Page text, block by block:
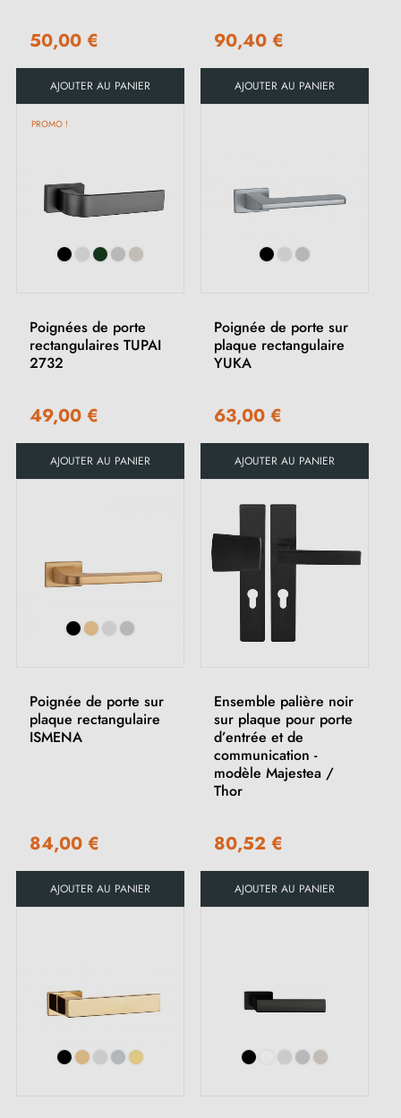
50,00 €
AJOUTER AU PANIER
90,40 €
AJOUTER AU PANIER
PROMO !
Poignées de porte
rectangulaires TUPAI
2732
49,00 €
AJOUTER AU PANIER
Poignée de porte sur
plaque rectangulaire
YUKA
63,00 €
AJOUTER AU PANIER
Poignée de porte sur
plaque rectangulaire
ISMENA
84,00 €
AJOUTER AU PANIER
Ensemble palière noir
sur plaque pour porte
d’entrée et de
communication -
modèle Majestea /
Thor
80,52 €
AJOUTER AU PANIER